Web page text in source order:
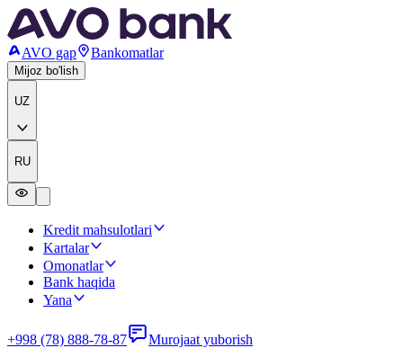
AVO gap Bankomatlar
Mijoz bo'lish
UZ
RU
Kredit mahsulotlari
Kartalar
Omonatlar
Bank haqida
Yana
+998 (78) 888-78-87 Murojaat yuborish